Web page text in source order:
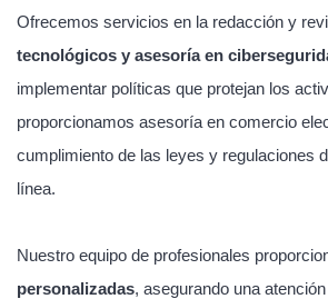
Ofrecemos servicios en la redacción y
tecnológicos y asesoría en
implementar políticas que protejan los
proporcionamos asesoría en comercio
cumplimiento de las leyes y regulaciones
línea.
Nuestro equipo de profesionales
personalizadas, asegurando una